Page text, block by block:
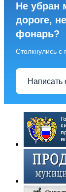
Не убран
дороге,
фонарь?
Столкнулись
Написать